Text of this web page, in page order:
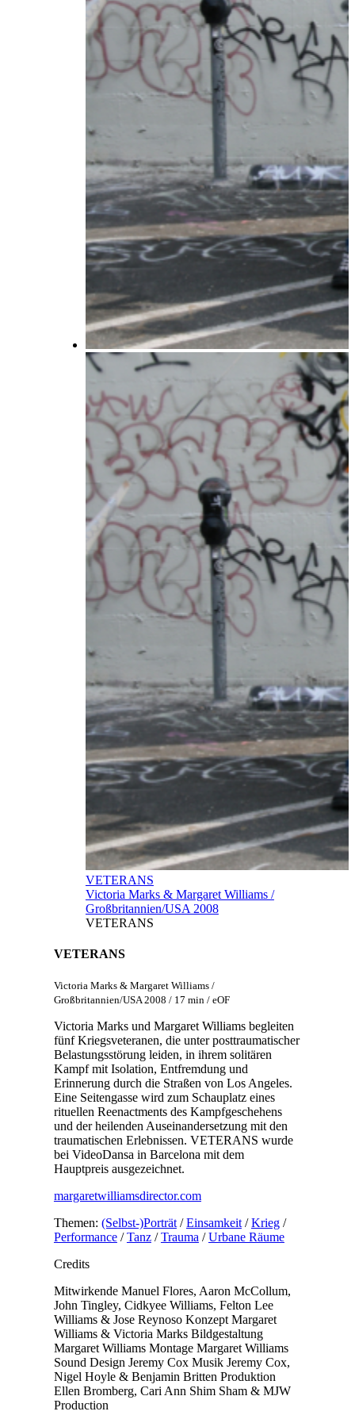
VETERANS
Victoria Marks & Margaret Williams /
Großbritannien/USA 2008
VETERANS
VETERANS
Victoria Marks & Margaret Williams /
Großbritannien/USA 2008 / 17 min / eOF
Victoria Marks und Margaret Williams begleiten
fünf Kriegsveteranen, die unter posttraumatischer
Belastungsstörung leiden, in ihrem solitären
Kampf mit Isolation, Entfremdung und
Erinnerung durch die Straßen von Los Angeles.
Eine Seitengasse wird zum Schauplatz eines
rituellen Reenactments des Kampfgeschehens
und der heilenden Auseinandersetzung mit den
traumatischen Erlebnissen. VETERANS wurde
bei VideoDansa in Barcelona mit dem
Hauptpreis ausgezeichnet.
margaretwilliamsdirector.com
Themen: (Selbst-)Porträt/Einsamkeit/Krieg/
Performance/Tanz/Trauma /Urbane Räume
Credits
Mitwirkende Manuel Flores, Aaron McCollum,
John Tingley, Cidkyee Williams, Felton Lee
Williams & Jose Reynoso Konzept Margaret
Williams & Victoria Marks Bildgestaltung
Margaret Williams Montage Margaret Williams
Sound Design Jeremy Cox Musik Jeremy Cox,
Nigel Hoyle & Benjamin Britten Produktion
Ellen Bromberg, Cari Ann Shim Sham & MJW
Production